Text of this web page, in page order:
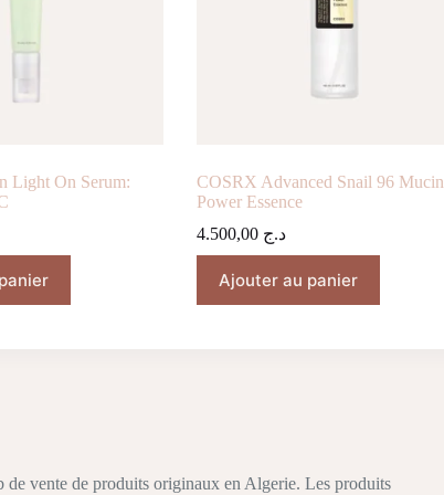
Light On Serum:
COSRX Advanced Snail 96 Mucin
Power Essence
د.ج 4.500,00
Ajouter au panier
de vente de produits originaux en Algerie. Les produits